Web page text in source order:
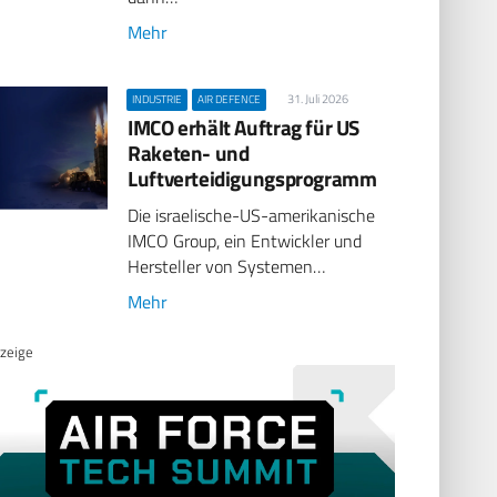
Mehr
INDUSTRIE AIR DEFENCE 31. Juli 2026
IMCO erhält Auftrag für US
Raketen- und
Luftverteidigungsprogramm
Die israelische-US-amerikanische
IMCO Group, ein Entwickler und
Hersteller von Systemen…
Mehr